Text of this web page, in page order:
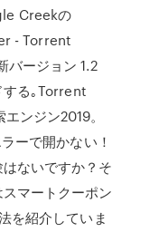
Creekの
- Torrent
バージョン 1.2
する｡Torrent
ンジン2019。
ーで開かない！
ないですか？そ
マートクーポン
を紹介していま